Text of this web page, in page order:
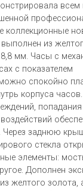
всем
коллекционные
из
мм. Часы с
с показателем
спокойно
корпуса
Через заднюю
стекла
элементы:
Дополнен
желтого золота,